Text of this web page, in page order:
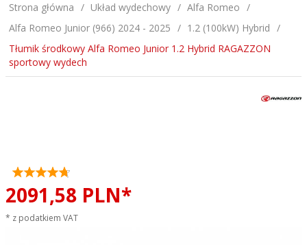
Strona główna Układ wydechowy
Alfa Romeo
Alfa Romeo Junior (966) 2024 - 2025
1.2 (100kW) Hybrid
Tłumik środkowy Alfa Romeo Junior 1.2 Hybrid RAGAZZON
sportowy wydech
2091,58 PLN*
* z podatkiem VAT